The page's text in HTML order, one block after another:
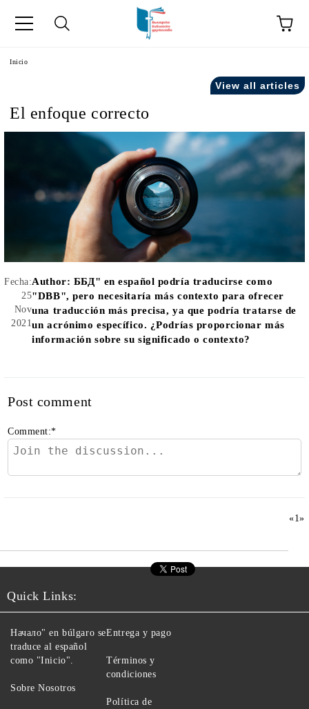
Inicio
View all articles
El enfoque correcto
Fecha:
25
Nov
2021
Author: ББД" en español podría traducirse como
"DBB", pero necesitaría más contexto para ofrecer
una traducción más precisa, ya que podría tratarse de
un acrónimo específico. ¿Podrías proporcionar más
información sobre su significado o contexto?
Post comment
Comment:*
«1»
Quick Links:
Начало" en búlgaro se
traduce al español
como "Inicio".
Sobre Nosotros
Entrega y pago
Términos y
condiciones
Política de